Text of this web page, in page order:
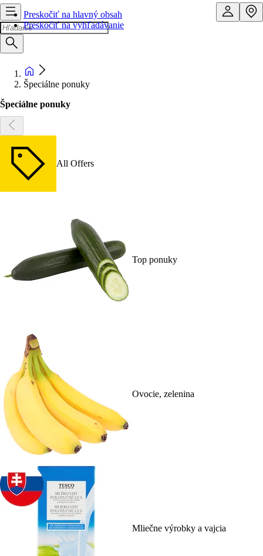
Preskočiť na hlavný obsah
Preskočiť na vyhľadávanie
Špeciálne ponuky
Špeciálne ponuky
All Offers
Top ponuky
Ovocie, zelenina
Mliečne výrobky a vajcia